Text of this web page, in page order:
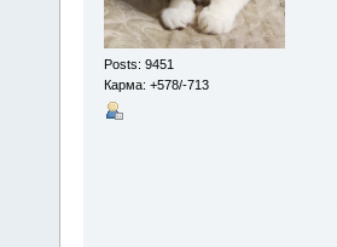
Posts: 9451
Карма: +578/-713